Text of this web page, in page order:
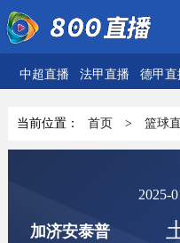
中超直播 法甲直播 德甲直
当前位置： 首页 > 篮球
加济安泰普
2025-